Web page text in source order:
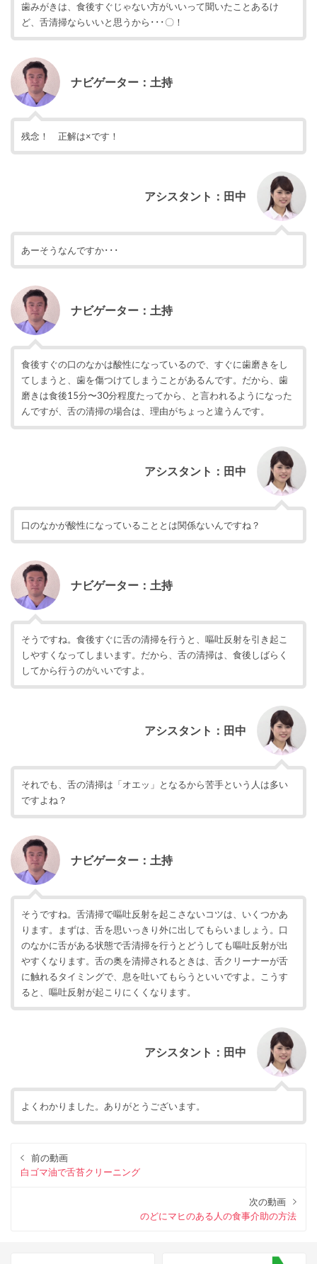
歯みがきは、食後すぐじゃない方がいいって聞いたことあるけ
ど、舌清掃ならいいと思うから･･･〇！
ナビゲーター：土持
残念！ 正解は×です！
アシスタント：田中
あーそうなんですか･･･
ナビゲーター：土持
食後すぐの口のなかは酸性になっているので、すぐに歯磨きをし
てしまうと、歯を傷つけてしまうことがあるんです。だから、歯
磨きは食後15分〜30分程度たってから、と言われるようになった
んですが、舌の清掃の場合は、理由がちょっと違うんです。
アシスタント：田中
口のなかが酸性になっていることとは関係ないんですね？
ナビゲーター：土持
そうですね。食後すぐに舌の清掃を行うと、嘔吐反射を引き起こ
しやすくなってしまいます。だから、舌の清掃は、食後しばらく
してから行うのがいいですよ。
アシスタント：田中
それでも、舌の清掃は「オエッ」となるから苦手という人は多い
ですよね？
ナビゲーター：土持
そうですね。舌清掃で嘔吐反射を起こさないコツは、いくつかあ
ります。まずは、舌を思いっきり外に出してもらいましょう。口
のなかに舌がある状態で舌清掃を行うとどうしても嘔吐反射が出
やすくなります。舌の奥を清掃されるときは、舌クリーナーが舌
に触れるタイミングで、息を吐いてもらうといいですよ。こうす
ると、嘔吐反射が起こりにくくなります。
アシスタント：田中
よくわかりました。ありがとうございます。
前の動画
白ゴマ油で舌苔クリーニング
次の動画
のどにマヒのある人の食事介助の方法